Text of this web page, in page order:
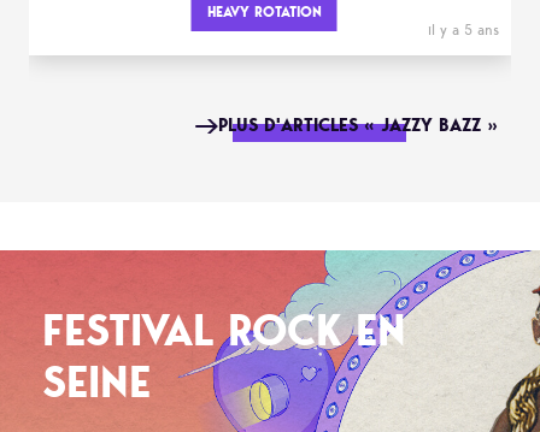
HEAVY ROTATION
il y a 5 ans
PLUS D'ARTICLES « JAZZY BAZZ »
FESTIVAL ROCK EN
SEINE